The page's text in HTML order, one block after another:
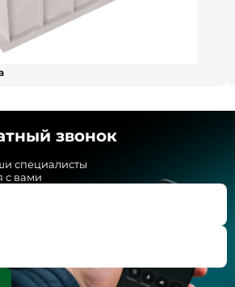
звонок
специалисты
с вами